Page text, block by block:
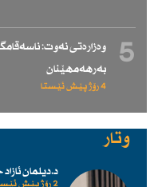
5
وەزارەتی نەوت:
بەرهەمهێنان
4 رۆژ پێش ئێستا
وتار
د.دیلمان
2 رۆژ پێش ئێستا